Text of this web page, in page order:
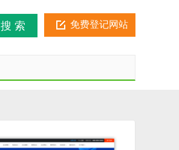
免费登记网站
搜 索